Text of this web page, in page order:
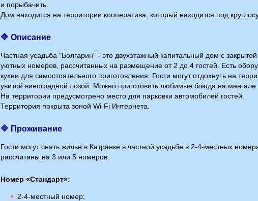
и порыбачить.
Дом находится на территории кооператива, который находится под
🔷 Описание
Частная усадьба "Болгарин" - это двухэтажный капитальный дом с
уютных номеров, рассчитанных на размещение от 2 до 4 гостей. Есть
кухни для самостоятельного приготовления. Гости могут отдохнуть на
увитой виноградной лозой. Можно приготовить любимые блюда на мангале.
На территории предусмотрено место для парковки автомобилей гостей.
Территория покрыта зоной Wi-Fi Интернета.
🔷 Проживание
Гости могут снять жилье в Катранке в частной усадьбе в 2-4-местных
рассчитаны на 3 или 5 номеров.
Номер «Стандарт»:
2-4-местный номер;